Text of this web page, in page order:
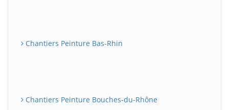
Chantiers Peinture Bas-Rhin
Chantiers Peinture Bouches-du-Rhône